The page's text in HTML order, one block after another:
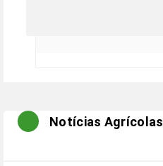
Notícias Agrícolas